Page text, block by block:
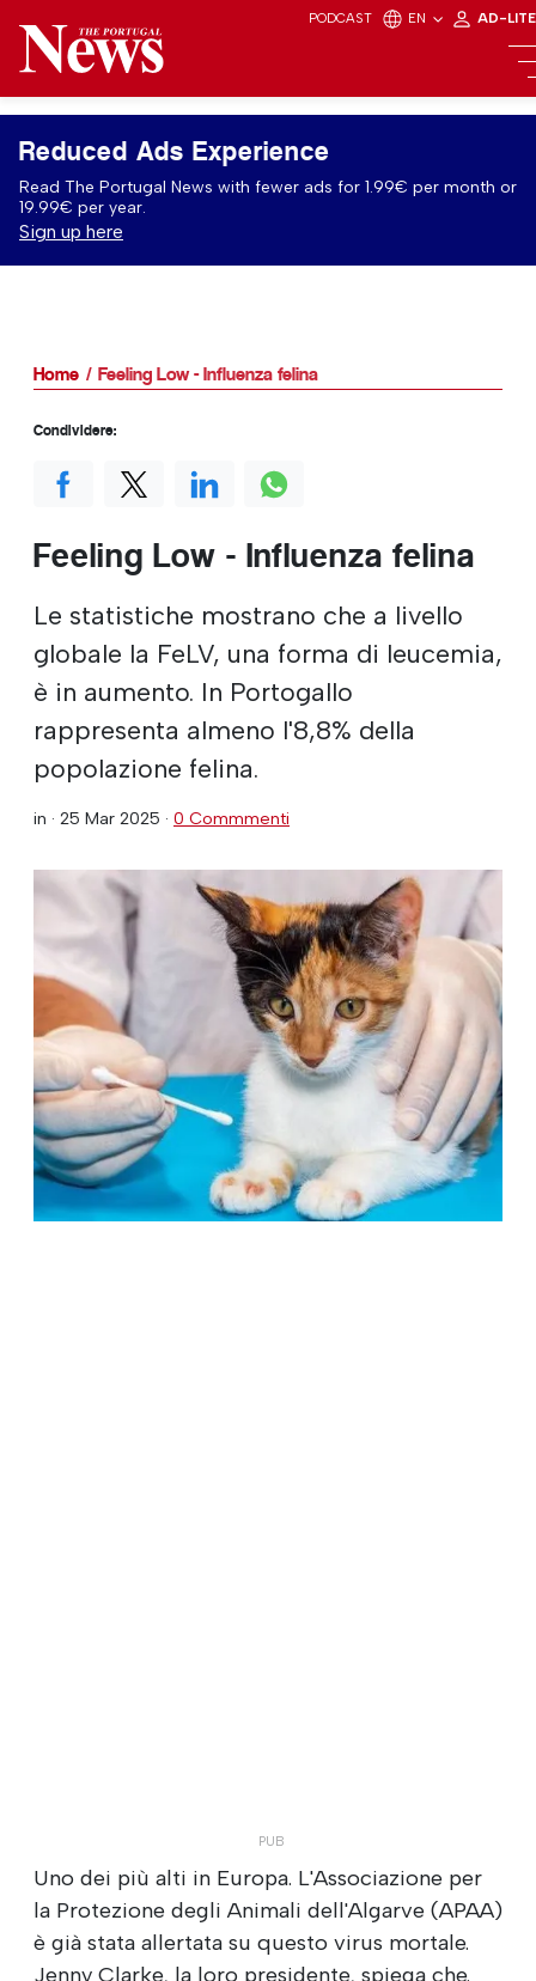
PODCAST EN AD-
Reduced Ads Experience
Read The Portugal News with fewer ads for 1.99€ per month or
19.99€ per year.
Sign up here
Home Feeling Low - Influenza felina
Feeling Low - Influenza felina
Le statistiche mostrano che a livello
globale la FeLV, una forma di leucemia,
è in aumento. In Portogallo
rappresenta almeno l'8,8% della
popolazione felina.
in · 25 Mar 2025 · 0 Commmenti
Uno dei più alti in Europa. L'Associazione per
la Protezione degli Animali dell'Algarve (APAA)
è già stata allertata su questo virus mortale.
Jenny Clarke, la loro presidente, spiega che.
Condividere: